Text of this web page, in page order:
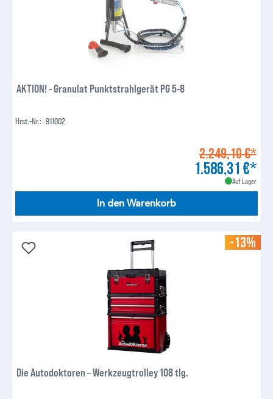
AKTION! - Granulat Punktstrahlgerät PG 5-8
Hrst.-Nr.: 911002
2.249,10 €*
1.586,31 €*
Auf Lager
In den Warenkorb
-13%
Die Autodoktoren – Werkzeugtrolley 108 tlg.